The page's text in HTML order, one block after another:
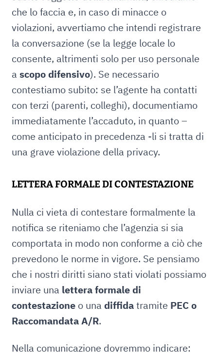
che lo faccia e, in caso di minacce o
violazioni, avvertiamo che intendi registrare
la conversazione (se la legge locale lo
consente, altrimenti solo per uso personale
a scopo difensivo). Se necessario
contestiamo subito: se l’agente ha contatti
con terzi (parenti, colleghi), documentiamo
immediatamente l’accaduto, in quanto –
come anticipato in precedenza -li si tratta di
una grave violazione della privacy.
LETTERA FORMALE DI CONTESTAZIONE
Nulla ci vieta di contestare formalmente la
notifica se riteniamo che l’agenzia si sia
comportata in modo non conforme a ciò che
prevedono le norme in vigore. Se pensiamo
che i nostri diritti siano stati violati possiamo
inviare una lettera formale di
contestazione o una diffidatramite PEC o
Raccomandata A/R.
Nella comunicazione dovremmo indicare: